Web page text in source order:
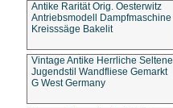
Antike Rarität Orig. Oesterwitz
Antriebsmodell Dampfmaschine
Kreisssäge Bakelit
Vintage Antike Herrliche Seltene
Jugendstil Wandfliese Gemarkt
G West Germany